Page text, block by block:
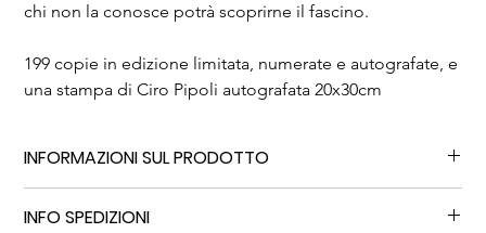
chi non la conosce potrà scoprirne il fascino.
199 copie in edizione limitata, numerate e autografate, e
una stampa di Ciro Pipoli autografata 20x30cm
INFORMAZIONI SUL PRODOTTO
159 foto
INFO SPEDIZIONI